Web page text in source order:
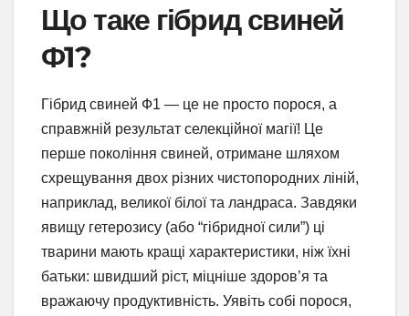
Що таке гібрид свиней
Ф1?
Гібрид свиней Ф1 — це не просто порося, а
справжній результат селекційної магії! Це
перше покоління свиней, отримане шляхом
схрещування двох різних чистопородних ліній,
наприклад, великої білої та ландраса. Завдяки
явищу гетерозису (або “гібридної сили”) ці
тварини мають кращі характеристики, ніж їхні
батьки: швидший ріст, міцніше здоров’я та
вражаючу продуктивність. Уявіть собі порося,